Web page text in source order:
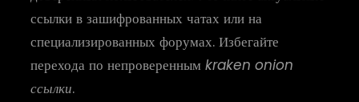
ссылки в зашифрованных чатах или на
специализированных форумах. Избегайте
перехода по непроверенным kraken onion
ссылки.